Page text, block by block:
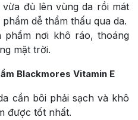
đủ lên vùng da rồi mát
dễ thẩm thấu qua da.
phẩm nơi khô ráo, thoáng
mặt trời.
Blackmores Vitamin E
cần bôi phải sạch và khô
được tốt nhất.